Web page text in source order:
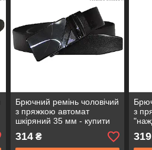
Брючний ремінь чоловічий
з пряжкою автомат
шкіряний 35 мм - купити
оптом
314₴
з
319